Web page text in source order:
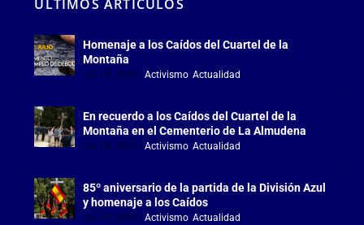
ÚLTIMOS ARTÍCULOS
Homenaje a los Caídos del Cuartel de la
Montaña
Jul 18, 2026 |Activismo,Actualidad
En recuerdo a los Caídos del Cuartel de la
Montaña en el Cementerio de La Almudena
Jul 18, 2026 |Activismo,Actualidad
85º aniversario de la partida de la División Azul
y homenaje a los Caídos
Jul 15, 2026 |Activismo,Actualidad